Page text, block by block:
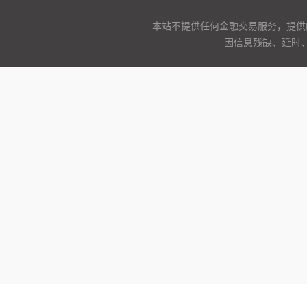
本站不提供任何金融交易服务，提
因信息残缺、延时